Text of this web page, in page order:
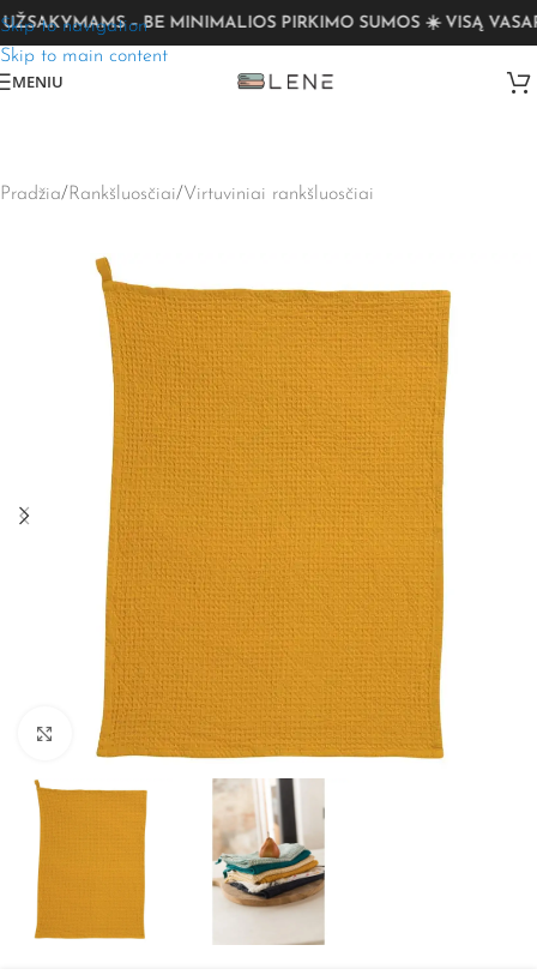
Skip to navigation
Skip to main content
– BE MINIMALIOS PIRKIMO SUMOS ☀️ VISĄ
MENIU
Pradžia/Rankšluosčiai/Virtuviniai rankšluosčiai
Spustelkite, kad padidintumėte